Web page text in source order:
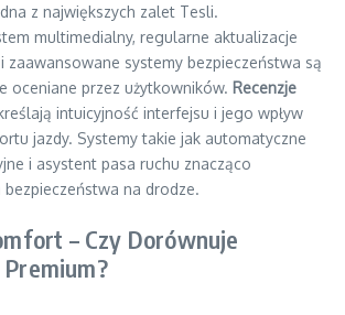
z największych zalet Tesli.
multimedialny, regularne aktualizacje
zaawansowane systemy bezpieczeństwa są
oceniane przez użytkowników. Recenzje
intuicyjność interfejsu i jego wpływ
jazdy. Systemy takie jak automatyczne
i asystent pasa ruchu znacząco
na drodze.
– Czy Dorównuje